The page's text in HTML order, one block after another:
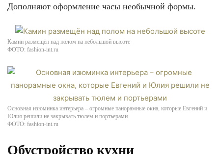
Дополняют оформление часы необычной формы.
Камин размещён над полом на небольшой высоте
ФОТО: fashion-int.ru
Основная изюминка интерьера – огромные панорамные окна, которые Евгений и
Юлия решили не закрывать тюлем и портьерами
ФОТО: fashion-int.ru
Обустройство кухни